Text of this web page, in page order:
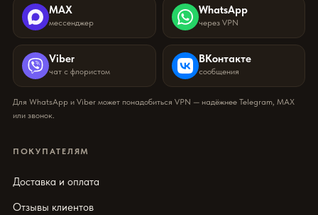
MAX
мессенджер
WhatsApp
через VPN
Viber
чат с флористом
ВКонтакте
сообщения
Для WhatsApp и Viber может понадобиться VPN — надёжнее Telegram, MAX
или звонок.
ПОКУПАТЕЛЯМ
Доставка и оплата
Отзывы клиентов